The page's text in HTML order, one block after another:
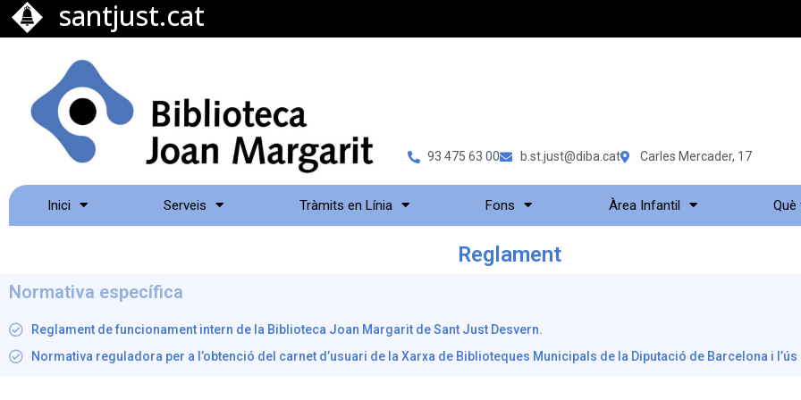
santjust.cat
93 475 63 00 b.st.just@diba.cat Carles Mercader, 17
Inici Serveis Tràmits en Línia Fons Àrea Infantil
Reglament
Normativa específica
Reglament de funcionament intern de la Biblioteca Joan Margarit de Sant Just Desvern.
Normativa reguladora per a l’obtenció del carnet d’usuari de la Xarxa de Biblioteques Municipals de la Diputació de Barcelona i